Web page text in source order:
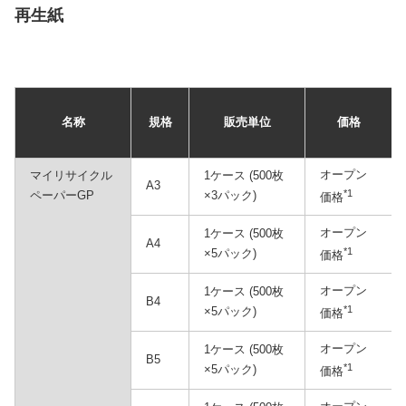
再生紙
名称 規格 販売単位 価格
マイリサイクル
ペーパーGP
A3
1ケース (500枚
×3パック)
オープン
価格*1
A4
1ケース (500枚
×5パック)
オープン
価格*1
B4
1ケース (500枚
×5パック)
オープン
価格*1
B5
1ケース (500枚
×5パック)
オープン
価格*1